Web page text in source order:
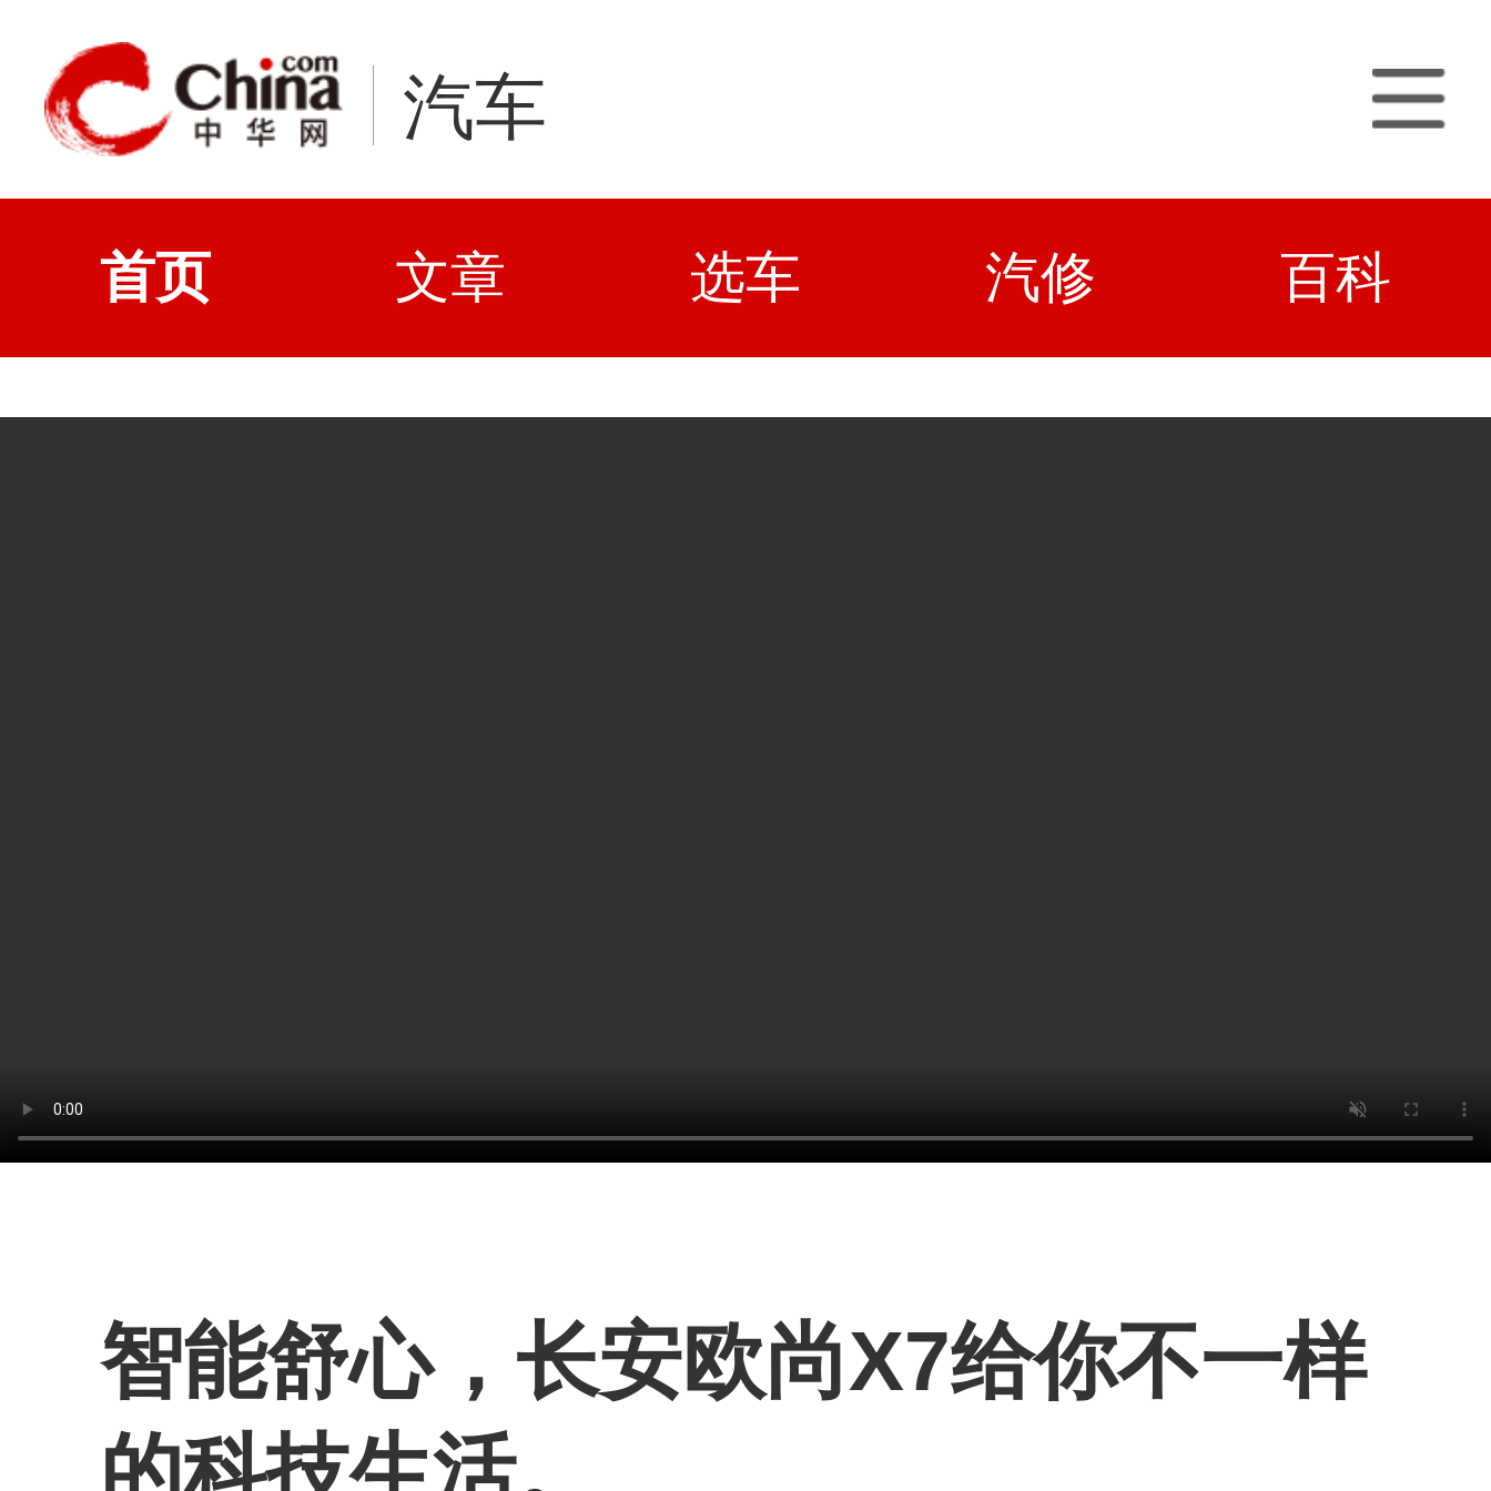
汽车
首页 文章 选车 汽修 百科
智能舒心，长安欧尚X7给你不一样
的科技生活。